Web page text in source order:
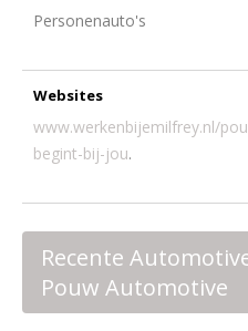
Personenauto's
Websites
www.werkenbijemilfrey.nl/
begint-bij-jou.
Recente
Pouw Automotive